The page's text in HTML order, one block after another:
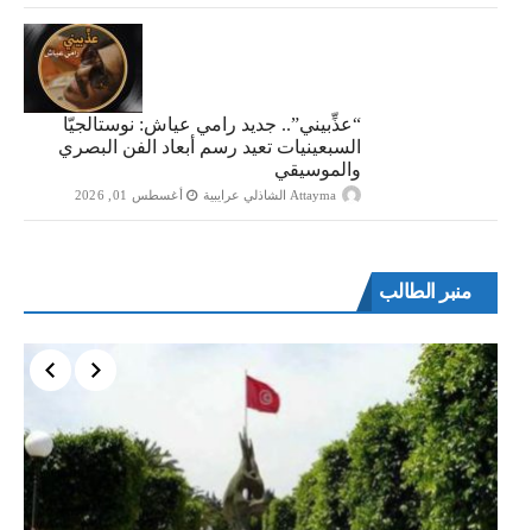
“​عذِّبيني”.. جديد رامي عياش: نوستالجيّا
السبعينيات تعيد رسم أبعاد الفن البصري
والموسيقي
Attayma الشاذلي عرايبية أغسطس 01, 2026
منبر الطالب